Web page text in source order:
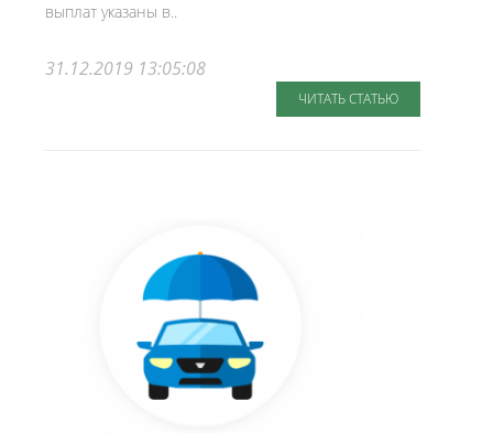
выплат указаны в..
31.12.2019 13:05:08
ЧИТАТЬ СТАТЬЮ